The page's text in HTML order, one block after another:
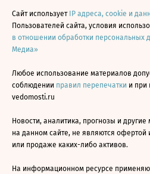
Сайт использует IP адреса, cookie и
Пользователей сайта, условия
в отношении обработки персональных
Медиа»
Любое использование материалов
соблюдении правил перепечатки и при
vedomosti.ru
Новости, аналитика, прогнозы и
на данном сайте, не являются офертой
или продаже каких-либо активов.
На информационном ресурсе